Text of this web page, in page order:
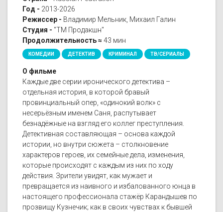
Год - 2013-2026
Режиссер - Владимир Мельник, Михаил Галин
Студия - "ТМ Продакшн"
Продолжительность ≈ 43 мин
КОМЕДИИ ДЕТЕКТИВ КРИМИНАЛ ТВ/СЕРИАЛЫ
О фильме
Каждые две серии иронического детектива –
отдельная история, в которой бравый
провинциальный опер, «одинокий волк» с
несерьёзным именем Саня, распутывает
безнадёжные на взгляд его коллег преступления.
Детективная составляющая – основа каждой
истории, но внутри сюжета – столкновение
характеров героев, их семейные дела, изменения,
которые происходят с каждым из них по ходу
действия. Зрители увидят, как мужает и
превращается из наивного и избалованного юнца в
настоящего профессионала стажёр Карандышев по
прозвищу Кузнечик; как в своих чувствах к бывшей